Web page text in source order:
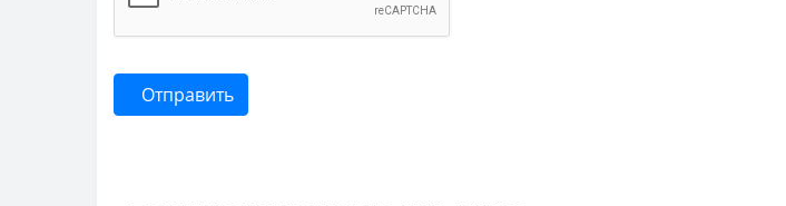
Отправить